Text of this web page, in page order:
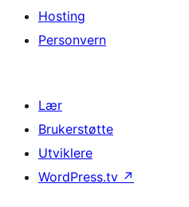
Hosting
Personvern
Lær
Brukerstøtte
Utviklere
WordPress.tv ↗